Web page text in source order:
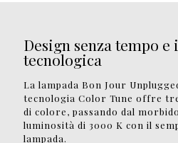
Design senza tempo e
tecnologica
La lampada Bon Jour
tecnologia Color Tune offre
di colore, passando dal
luminosità di 3000 K con il
lampada.